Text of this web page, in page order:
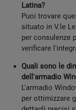
Latina?
Puoi trovare
situato in V.le
per consulenze
verificare
Quali sono le
dell'armadio
L'armadio
per ottimizzare